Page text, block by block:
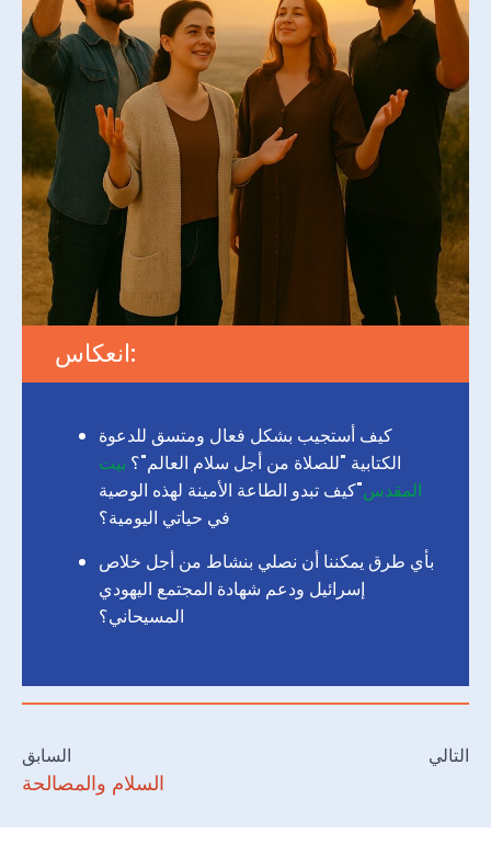
انعكاس:
كيف أستجيب بشكل فعال ومتسق للدعوة
الكتابية "للصلاة من أجل سلام العالم"؟ بيت
المقدس"كيف تبدو الطاعة الأمينة لهذه الوصية
في حياتي اليومية؟
بأي طرق يمكننا أن نصلي بنشاط من أجل خلاص
إسرائيل ودعم شهادة المجتمع اليهودي
المسيحاني؟
السابق
السلام والمصالحة
التالي